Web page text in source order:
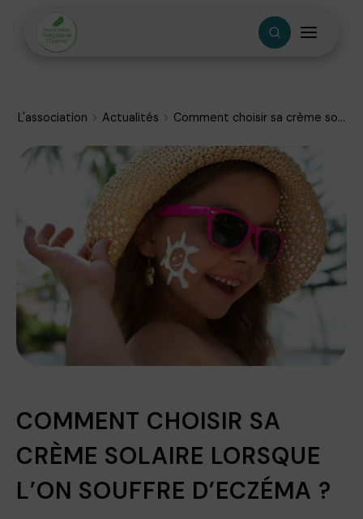
L'association Actualités Comment choisir sa crème so...
COMMENT CHOISIR SA
CRÈME SOLAIRE LORSQUE
L’ON SOUFFRE D’ECZÉMA ?